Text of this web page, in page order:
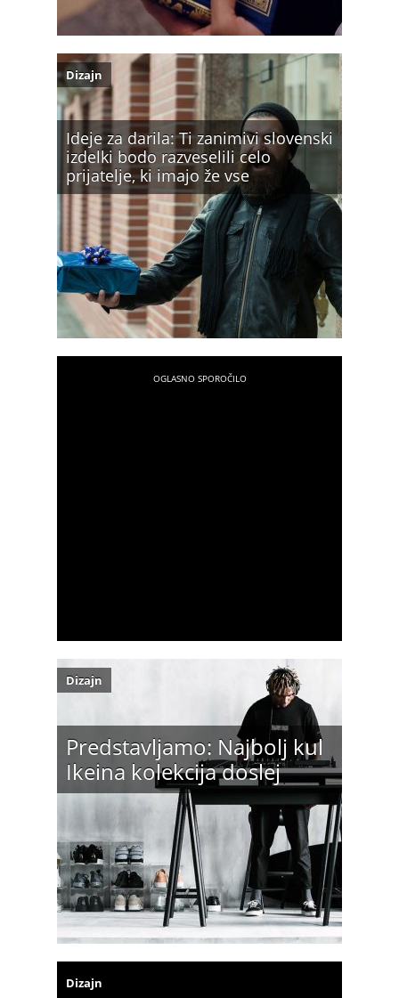
Ideje za darila: Ti zanimivi slovenski
izdelki bodo razveselili celo
prijatelje, ki imajo že vse
Dizajn
Predstavljamo: Najbolj kul
Ikeina kolekcija doslej
Dizajn
Dizajn